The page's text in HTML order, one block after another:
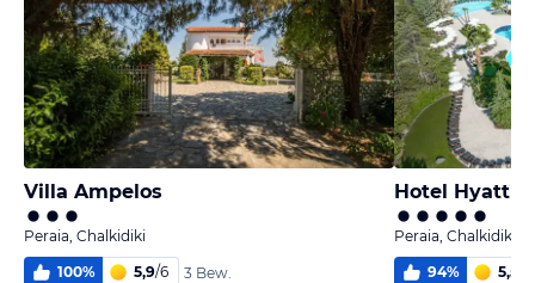
Villa Ampelos
Peraia, Chalkidiki
100% 5,9/6 3 Bew.
Hotel Hyatt
Peraia, Chalkidiki
94% 5,5